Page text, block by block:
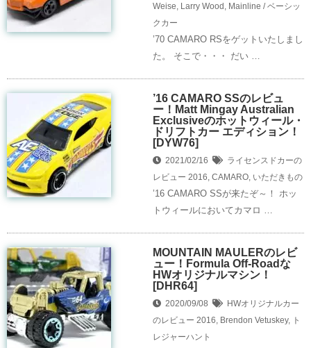
Weise, Larry Wood , Mainline / ベーシッ
クカー
’70 CAMARO RSをゲットいたしまし
た。 そこで・・・ だい …
’16 CAMARO SSのレビュ
ー！Matt Mingay Australian
Exclusiveのホットウィール・
ドリフトカー エディション！
[DYW76]
2021/02/16
ライセンスドカーの
レビュー 2016, CAMARO, いただきもの
’16 CAMARO SSが来たぞ～！ ホッ
トウィールにおいてカマロ …
MOUNTAIN MAULERのレビ
ュー！Formula Off-Roadな
HWオリジナルマシン！
[DHR64]
2020/09/08
HWオリジナルカー
のレビュー 2016, Brendon Vetuskey, ト
レジャーハント